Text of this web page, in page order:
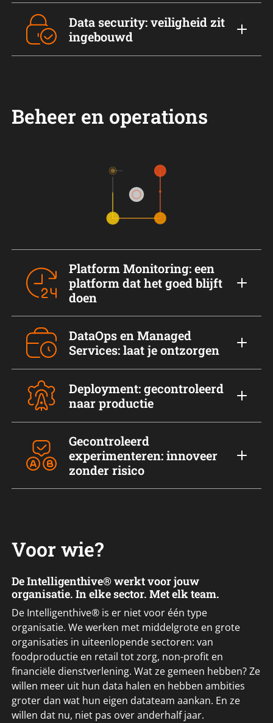
Data security: veiligheid zit
ingebouwd
Beheer en operations
Platform Monitoring: een
platform dat het goed blijft
doen
DataOps en Managed
Services: laat je ontzorgen
Deployment: gecontroleerd
naar productie
Gecontroleerd
experimenteren: innoveer
zonder risico
Voor wie?
De Intelligenthive® werkt voor jouw
organisatie. In elke sector. Met elk team.
De Intelligenthive® is er niet voor één type
organisatie. We werken met middelgrote en grote
organisaties in uiteenlopende sectoren: van
foodproductie en retail tot zorg, non-profit en
financiële dienstverlening. Wat ze gemeen hebben? Ze
willen meer uit hun data halen en hebben ambities
groter dan wat hun eigen datateam aankan. En ze
willen dat nu, niet pas over anderhalf jaar.